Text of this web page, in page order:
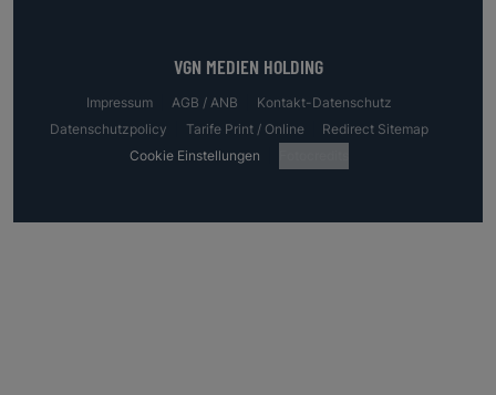
VGN MEDIEN HOLDING
Impressum AGB / ANB
Kontakt-Datenschutz
Datenschutzpolicy
Tarife Print / Online
Redirect Sitemap
Cookie Einstellungen